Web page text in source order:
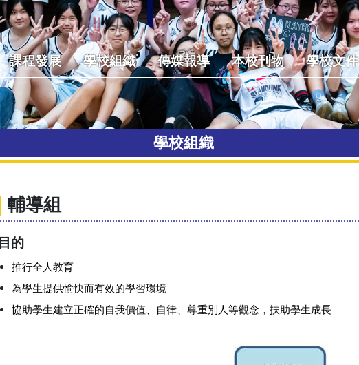
課程發展 學校組織 傳媒報導 本校刊物 學校文件
學校組織
輔導組
目的
推行全人教育
為學生提供愉快而有效的學習環境
協助學生建立正確的自我價值、自律、尊重別人等觀念，扶助學生成長